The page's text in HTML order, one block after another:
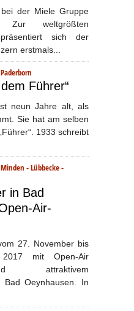
der Miele Gruppe
weltgrößten
präsentiert sich der
erstmals...
Führer“
neun Jahre alt, als
Sie hat am selben
1933 schreibt
- Lübbecke-
in Bad
Air-
27. November bis
mit Open-Air
attraktivem
Bad Oeynhausen. In